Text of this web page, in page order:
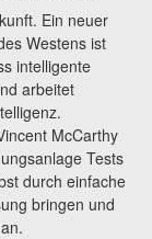
Ein neuer
Westens ist
intelligente
arbeitet
McCarthy
Tests
durch einfache
bringen und